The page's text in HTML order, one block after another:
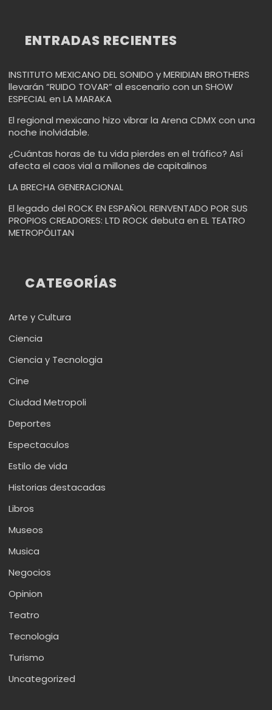
ENTRADAS RECIENTES
INSTITUTO MEXICANO DEL SONIDO y MERIDIAN BROTHERS
llevarán “RUIDO TOVAR” al escenario con un SHOW
ESPECIAL en LA MARAKA
El regional mexicano hizo vibrar la Arena CDMX con una
noche inolvidable.
¿Cuántas horas de tu vida pierdes en el tráfico? Así
afecta el caos vial a millones de capitalinos
LA BRECHA GENERACIONAL
El legado del ROCK EN ESPAÑOL REINVENTADO POR SUS
PROPIOS CREADORES: LTD ROCK debuta en EL TEATRO
METROPÓLITAN
CATEGORÍAS
Arte y Cultura
Ciencia
Ciencia y Tecnologia
Cine
Ciudad Metropoli
Deportes
Espectaculos
Estilo de vida
Historias destacadas
Libros
Museos
Musica
Negocios
Opinion
Teatro
Tecnologia
Turismo
Uncategorized